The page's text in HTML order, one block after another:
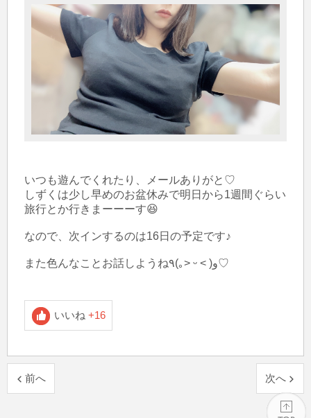
いつも遊んでくれたり、メールありがと♡
しずくは少し早めのお盆休みで明日から1週間ぐらい
旅行とか行きまーーーす😆
なので、次インするのは16日の予定です♪
また色んなことお話しようね٩(｡˃ ᵕ ˂ )و♡
いいね +16
前へ 次へ